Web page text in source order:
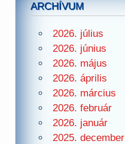
ARCHÍVUM
2026. július
2026. június
2026. május
2026. április
2026. március
2026. február
2026. január
2025. december